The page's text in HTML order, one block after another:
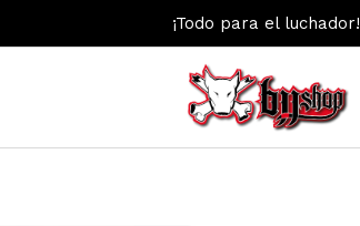
¡Todo para el luchador!